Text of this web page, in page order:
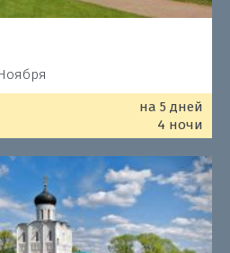
на 5 дней
4 ночи